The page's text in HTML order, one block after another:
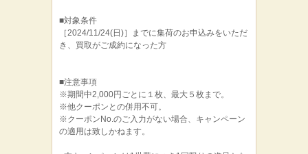
■対象条件
［2024/11/24(日)］までに集荷のお申込みをいただ
き、買取がご成約になった方
■注意事項
※期間中2,000円ごとに１枚、最大５枚まで。
※他クーポンとの併用不可。
※クーポンNo.のご入力がない場合、キャンペーン
の適用は致しかねます。